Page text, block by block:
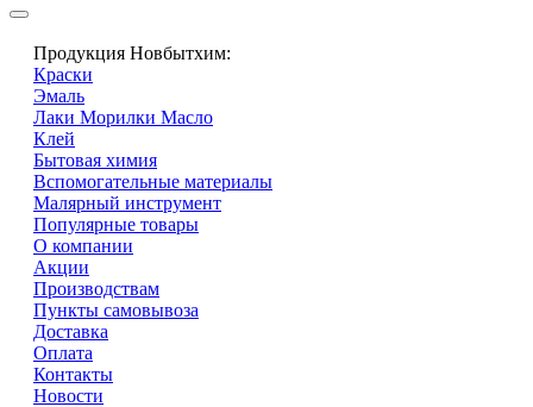
Продукция Новбытхим:
Краски
Эмаль
Лаки Морилки Масло
Клей
Бытовая химия
Вспомогательные материалы
Малярный инструмент
Популярные товары
О компании
Акции
Производствам
Пункты самовывоза
Доставка
Оплата
Контакты
Новости